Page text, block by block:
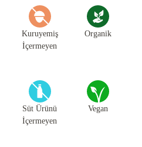
Kuruyemiş
İçermeyen
Organik
Süt Ürünü
İçermeyen
Vegan